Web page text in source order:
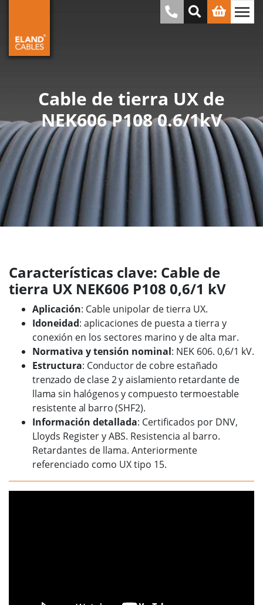
Cable de tierra UX de
NEK606 P108 0.6/1kV
Características clave: Cable de
tierra UX NEK606 P108 0,6/1 kV
Aplicación: Cable unipolar de tierra UX.
Idoneidad: aplicaciones de puesta a tierra y
conexión en los sectores marino y de alta mar.
Normativa y tensión nominal: NEK 606. 0,6/1 kV.
Estructura: Conductor de cobre estañado
trenzado de clase 2 y aislamiento retardante de
llama sin halógenos y compuesto termoestable
resistente al barro (SHF2).
Información detallada: Certificados por DNV,
Lloyds Register y ABS. Resistencia al barro.
Retardantes de llama. Anteriormente
referenciado como UX tipo 15.